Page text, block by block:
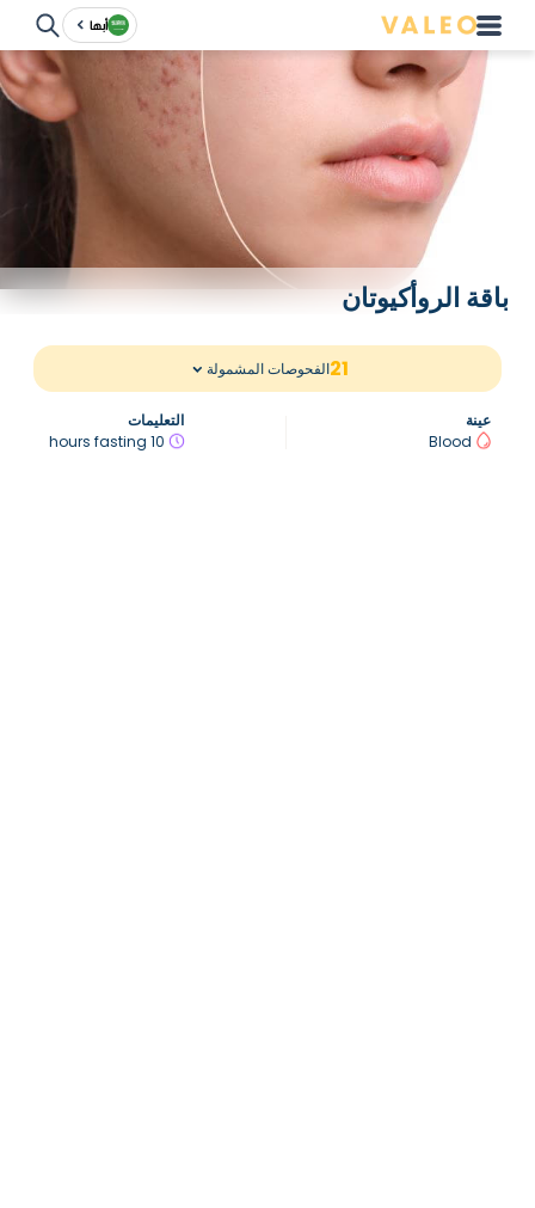
أبها
باقة الروأكيوتان
21الفحوصات المشمولة
عينة
Blood
التعليمات
10 hours fasting